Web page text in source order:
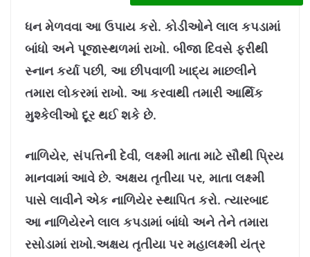
ધન મેળવવા આ ઉપાય કરો. કોડીઓને લાલ કપડામાં
બાંધો અને પૂજાસ્થળમાં રાખો. બીજા દિવસે ફરીથી
સ્નાન કર્યા પછી, આ છીપવાળી ખાદ્ય માછલીને
તમારા લોકરમાં રાખો. આ કરવાથી તમારી આર્થિક
મુશ્કેલીઓ દૂર થઈ શકે છે.
નાળિયેર, સંપત્તિની દેવી, લક્ષ્મી માતા માટે સૌથી પ્રિય
માનવામાં આવે છે. અક્ષય તૃતીયા પર, માતા લક્ષ્મી
પાસે લાવીને એક નાળિયેર સ્થાપિત કરો. ત્યારબાદ
આ નાળિયેરને લાલ કપડામાં બાંધો અને તેને તમારા
રસોડામાં રાખો.અક્ષય તૃતીયા પર મહાલક્ષ્મી યંત્ર